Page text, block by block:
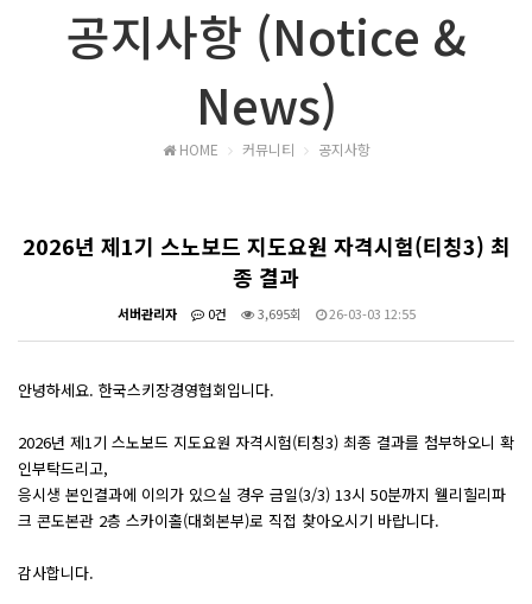
공지사항 (Notice &
News)
HOME 커뮤니티 공지사항
2026년 제1기 스노보드 지도요원 자격시험(티칭3) 최
종 결과
서버관리자 0건 3,695회 26-03-03 12:55
안녕하세요. 한국스키장경영협회입니다.
2026년 제1기 스노보드 지도요원 자격시험(티칭3) 최종 결과를 첨부하오니 확
인부탁드리고,
응시생 본인결과에 이의가 있으실 경우 금일(3/3) 13시 50분까지 웰리힐리파
크 콘도본관 2층 스카이홀(대회본부)로 직접 찾아오시기 바랍니다.
감사합니다.